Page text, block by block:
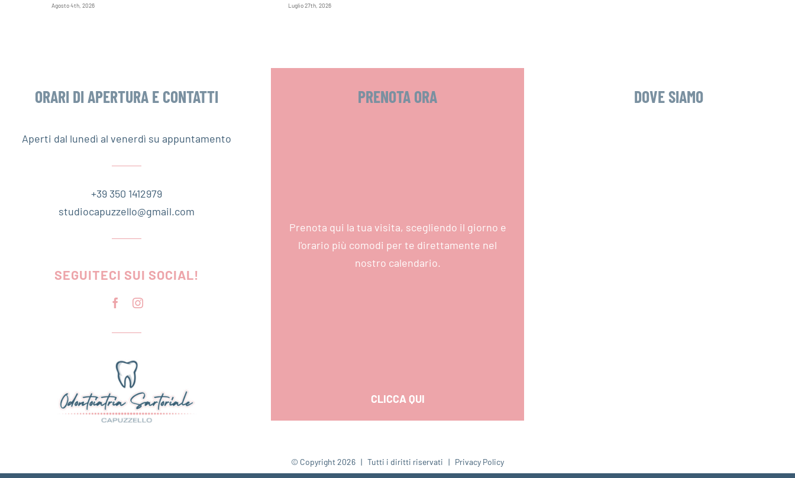
Agosto 4th, 2026 Luglio 27th, 2026
ORARI DI APERTURA E CONTATTI
Aperti dal lunedì al venerdì su appuntamento
+39 350 1412979
studiocapuzzello@gmail.com
SEGUITECI SUI SOCIAL!
PRENOTA ORA
Prenota qui la tua visita, scegliendo il giorno e
l'orario più comodi per te direttamente nel
nostro calendario.
CLICCA QUI
DOVE SIAMO
© Copyright2026 | Tutti i diritti riservati | Privacy Policy